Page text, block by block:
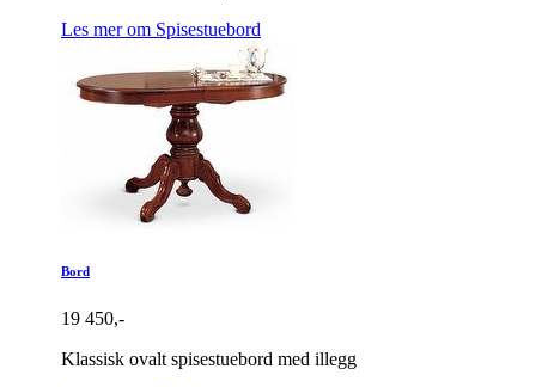
Les mer om Spisestuebord
Bord
19 450,-
Klassisk ovalt spisestuebord med illegg